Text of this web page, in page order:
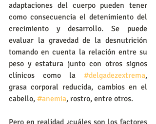
adaptaciones del cuerpo pueden tener
como consecuencia el detenimiento del
crecimiento y desarrollo. Se puede
evaluar la gravedad de la desnutrición
tomando en cuenta la relación entre su
peso y estatura junto con otros signos
clínicos como la #delgadezextrema,
grasa corporal reducida, cambios en el
cabello, #anemia, rostro, entre otros.
Pero en realidad ¿cuáles son los factores